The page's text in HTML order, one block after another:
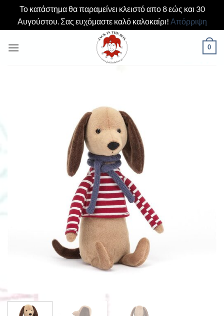
Το κατάστημα θα παραμείνει κλειστό απο 8 εώς και 30
Αυγούστου. Σας ευχόμαστε καλό καλοκαίρι! Απόρριψη
στο
0